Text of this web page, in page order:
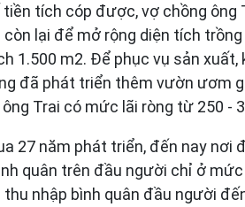
tích cóp được, vợ chồng
lại để mở rộng diện tích
1.500 m2. Để phục vụ sản
đã phát triển thêm vườn
Trai có mức lãi ròng từ 250 -
27 năm phát triển, đến nay
quân trên đầu người chỉ ở
nhập bình quân đầu người